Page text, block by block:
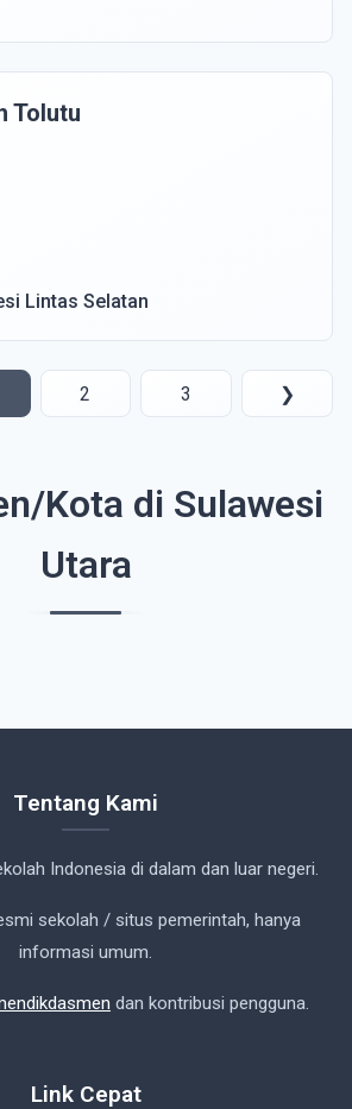
Tolutu
Lintas Selatan
2 3 ❯
Kota di Sulawesi
Utara
Tentang Kami
Indonesia di dalam dan luar negeri.
sekolah / situs pemerintah, hanya
informasi umum.
dan kontribusi pengguna.
Link Cepat